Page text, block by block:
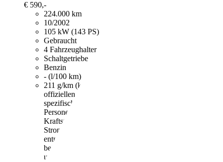
€ 590,-
224.000 km
10/2002
105 kW (143 PS)
Gebraucht
4 Fahrzeughalter
Schaltgetriebe
Benzin
- (l/100 km)
211 g/km (komb.)
offiziellen Kraftstoffverbrauch und den offiziellen
spezifischen CO2-Emissionen neuer
Personenkraftwagen können dem "Leitfaden über den
Kraftstoffverbrauch, die CO2-Emissionen und den
Stromverbrauch neuer Personenkraftwagen"
entnommen werden, der an allen Verkaufsstellen und
bei der Deutschen Automobil Treuhand GmbH
unter www.dat.de unentgeltlich erhältlich ist.